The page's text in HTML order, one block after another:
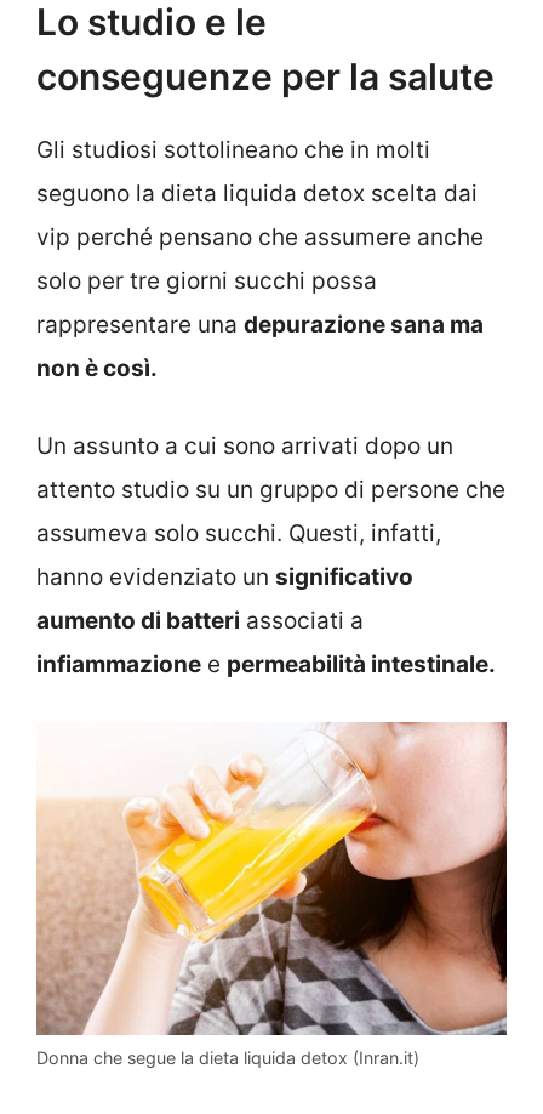
Lo studio e le
conseguenze per la salute
Gli studiosi sottolineano che in molti
seguono la dieta liquida detox scelta dai
vip perché pensano che assumere anche
solo per tre giorni succhi possa
rappresentare una depurazione sana ma
non è così.
Un assunto a cui sono arrivati dopo un
attento studio su un gruppo di persone che
assumeva solo succhi. Questi, infatti,
hanno evidenziato un significativo
aumento di batteri associati a
infiammazione e permeabilità intestinale.
Donna che segue la dieta liquida detox (Inran.it)